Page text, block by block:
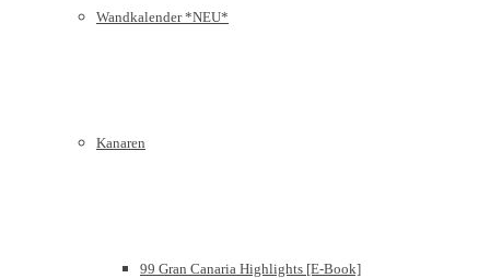
Wandkalender *NEU*
Kanaren
99 Gran Canaria Highlights [E-Book]